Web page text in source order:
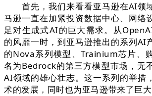
首先，我们来看看亚马逊在AI领
马逊一直在加紧投资数据中心、网络
足对生成式AI的巨大需求。从
的风靡一时，到亚马逊推出的系列AI
的Nova系列模型、Trainium芯片、
名为Bedrock的第三方模型市场，无
AI领域的雄心壮志。这一系列的举措
术的发展，同时也为亚马逊带来了巨大